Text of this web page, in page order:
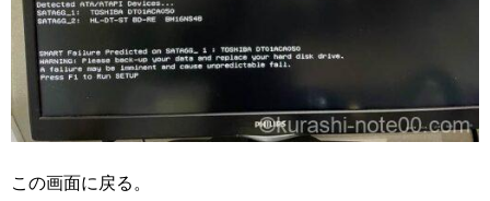
この画面に戻る。